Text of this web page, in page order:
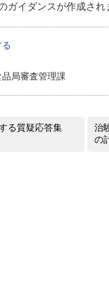
ガイダンスが作成され
局審査管理課
る質疑応答集
治
の